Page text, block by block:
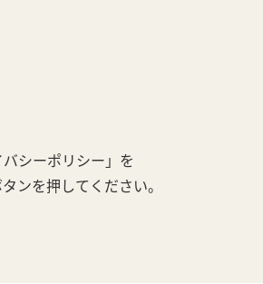
シーポリシー」を
ンを押してください。